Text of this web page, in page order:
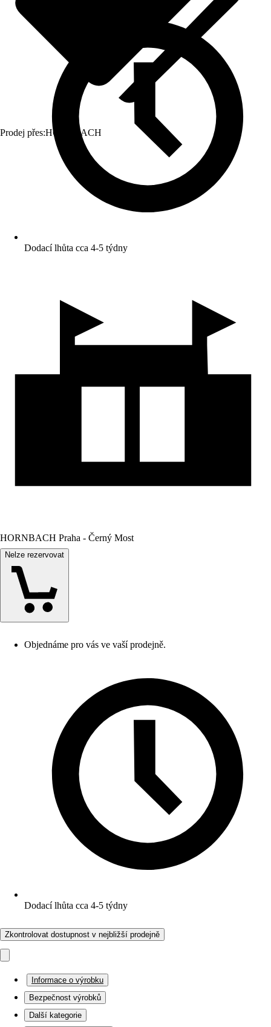
Prodej přes:HORNBACH
Dodací lhůta cca 4-5 týdny
HORNBACH Praha - Černý Most
Nelze rezervovat
Objednáme pro vás ve vaší prodejně.
Dodací lhůta cca 4-5 týdny
Zkontrolovat dostupnost v nejbližší prodejně
Informace o výrobku
Bezpečnost výrobků
Další kategorie